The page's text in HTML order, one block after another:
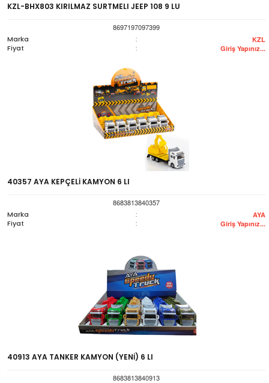
KZL-BHX803 KIRILMAZ SURTMELI JEEP 108 9 LU
8697197097399
Marka
: KZL
Fiyat : Giriş Yapınız...
40357 AYA KEPÇELİ KAMYON 6 LI
8683813840357
Marka
: AYA
Fiyat : Giriş Yapınız...
40913 AYA TANKER KAMYON (YENİ) 6 LI
8683813840913